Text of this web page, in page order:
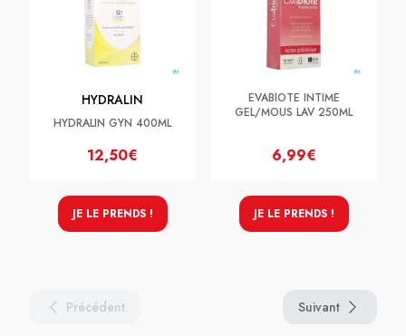
HYDRALIN
HYDRALIN GYN 400ML
12,50€
JE LE PRENDS !
EVABIOTE INTIME
GEL/MOUS LAV 250ML
6,99€
JE LE PRENDS !
Précédent Suivant